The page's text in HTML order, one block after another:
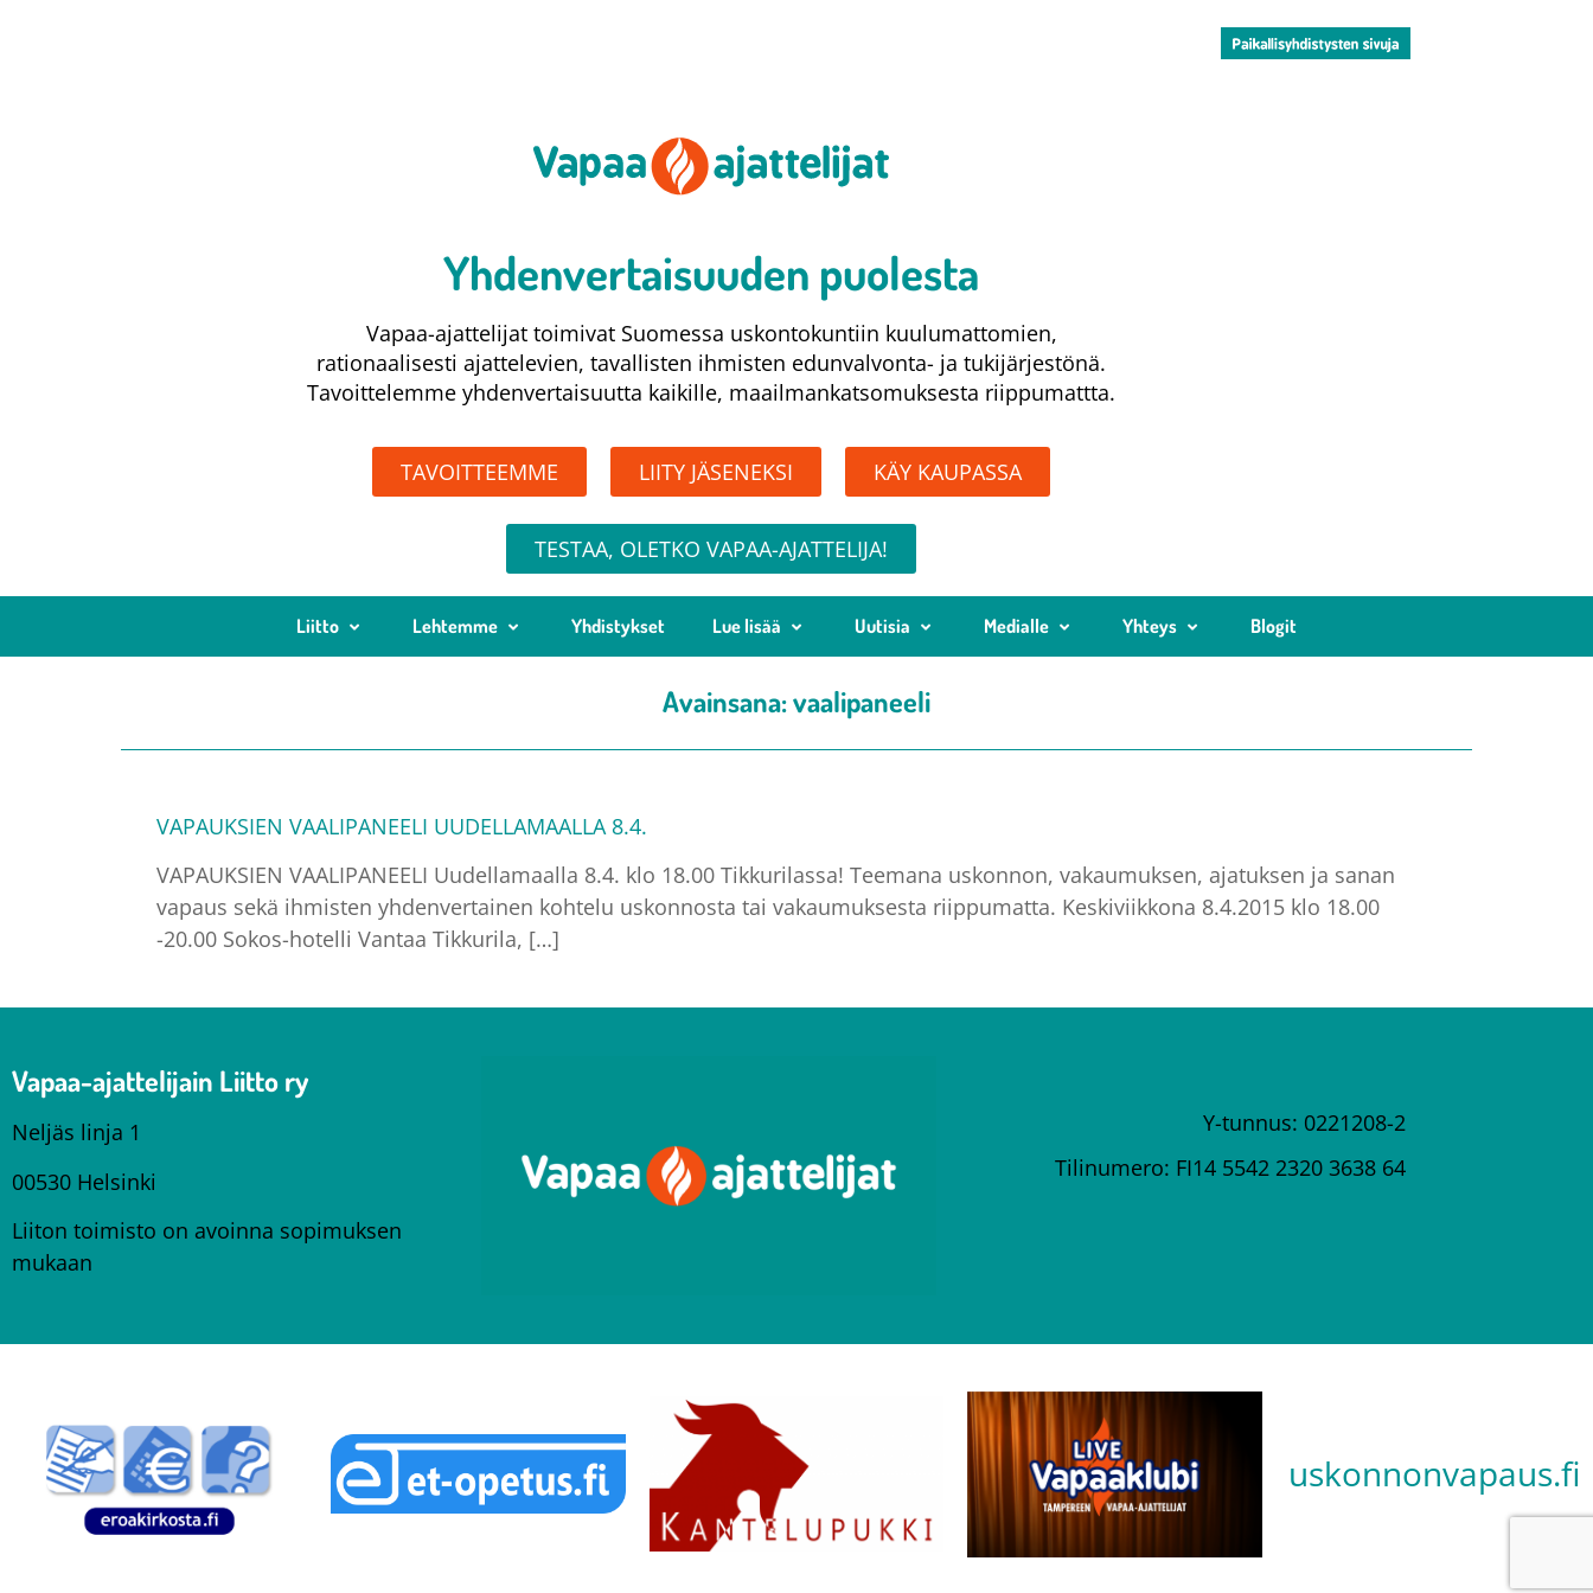
Yhdenvertaisuuden puolesta​
Vapaa-ajattelijat toimivat Suomessa uskontokuntiin kuulumattomien,
rationaalisesti ajattelevien, tavallisten ihmisten edunvalvonta- ja tukijärjestönä.
Tavoittelemme yhdenvertaisuutta kaikille, maailmankatsomuksesta riippumattta.
TAVOITTEEMME LIITY JÄSENEKSI KÄY KAUPASSA
TESTAA, OLETKO VAPAA-AJATTELIJA!
Liitto Lehtemme Yhdistykset Lue lisää Uutisia Medialle Yhteys Blogit
Avainsana:vaalipaneeli
VAPAUKSIEN VAALIPANEELI UUDELLAMAALLA 8.4.
VAPAUKSIEN VAALIPANEELI Uudellamaalla 8.4. klo 18.00 Tikkurilassa! Teemana uskonnon, vakaumuksen, ajatuksen ja sanan
vapaus sekä ihmisten yhdenvertainen kohtelu uskonnosta tai vakaumuksesta riippumatta. Keskiviikkona 8.4.2015 klo 18.00
-20.00 Sokos-hotelli Vantaa Tikkurila, […]
Vapaa-ajattelijain Liitto ry
Neljäs linja 1
00530 Helsinki
Liiton toimisto on avoinna sopimuksen
mukaan
Y-tunnus: 0221208-2
Tilinumero: FI14 5542 2320 3638 64
uskonnonvapaus.fi